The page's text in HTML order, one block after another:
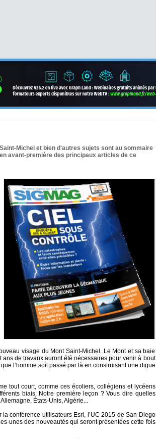
Michel et bien d'autres sujets sont au sommaire
avant-première des principaux articles de ce
visage du Mont Saint-Michel. Le Mont et sa baie
de travaux auront été nécessaires pour venir à bout
l’homme soit passé par là en construisant une digue
tout court, comme ces écoliers, collégiens et lycéens
biais. Notre première leçon ? Vous dire quelles
États-Unis, Algérie...
conférence utilisateurs Esri, l’UC 2015 de San Diego
unes des nouveautés qui seront présentées cette fois